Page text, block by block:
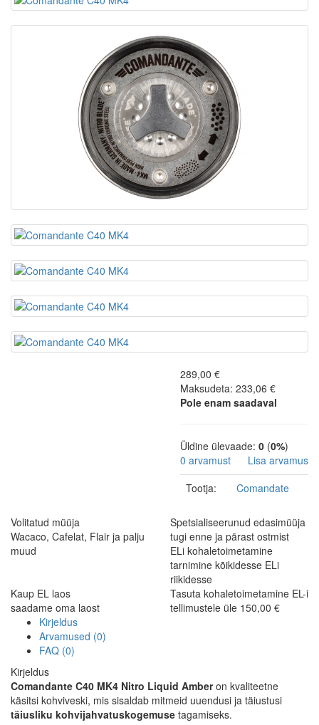
289,00 €
Maksudeta: 233,06 €
Pole enam saadaval
Üldine ülevaade: 0 (0%)
0 arvamust
Lisa arvamus
Tootja:
Comandate
Volitatud müüja
Wacaco, Cafelat, Flair ja palju
muud
Spetsialiseerunud edasimüüja
tugi enne ja pärast ostmist
ELi kohaletoimetamine
tarnimine kõikidesse ELi
riikidesse
Kaup EL laos
saadame oma laost
Tasuta kohaletoimetamine EL-i
tellimustele üle 150,00 €
Kirjeldus
Arvamused (0)
FAQ (0)
Kirjeldus
Comandante C40 MK4 Nitro Liquid Amberon kvaliteetne
käsitsi kohviveski, mis sisaldab mitmeid uuendusi ja täiustusi
täiusliku kohvijahvatuskogemuse tagamiseks.